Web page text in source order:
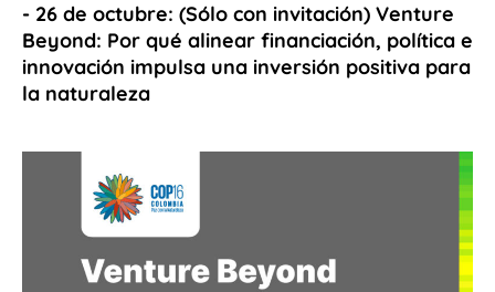
- 26 de octubre: (Sólo con invitación) Venture
Beyond: Por qué alinear financiación, política e
innovación impulsa una inversión positiva para
la naturaleza